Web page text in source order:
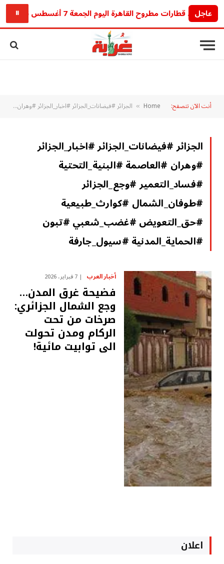
عاجل
مواعيد قطارات مطروح القاهرة اليوم الجمعة 7 أغسطس 2026 كاملة قبل ما تحجز رحلتك ⏸
أنت الآن تتصفح: Home
» الجزائر #فيضانات_الجزائر #اخبار_الجزائر #وهران #العاصمة #البنية_التحتية #فساد_التعمير #وجع_الجزائر #طوفان_الشمال #كوارث_طبيعية #حق_التعويض #غضب_شعبي #تبون #الحماية_المدنية #سيول_جارفة
الجزائر #فيضانات_الجزائر #اخبار_الجزائر
#وهران #العاصمة #البنية_التحتية
#فساد_التعمير #وجع_الجزائر
#طوفان_الشمال #كوارث_طبيعية
#حق_التعويض #غضب_شعبي #تبون
#الحماية_المدنية #سيول_جارفة
أخبار العرب 7 فبراير، 2026
فضيحة غرق المدن…
وجع الشمال الجزائري:
صرخات من تحت
الركام ومدن تحولت
الى توابيت مائية!
اعلان